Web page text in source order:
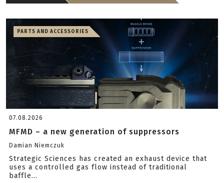
PARTS AND ACCESSORIES
07.08.2026
MFMD – a new generation of suppressors
Damian Niemczuk
Strategic Sciences has created an exhaust device that
uses a controlled gas flow instead of traditional
baffle...